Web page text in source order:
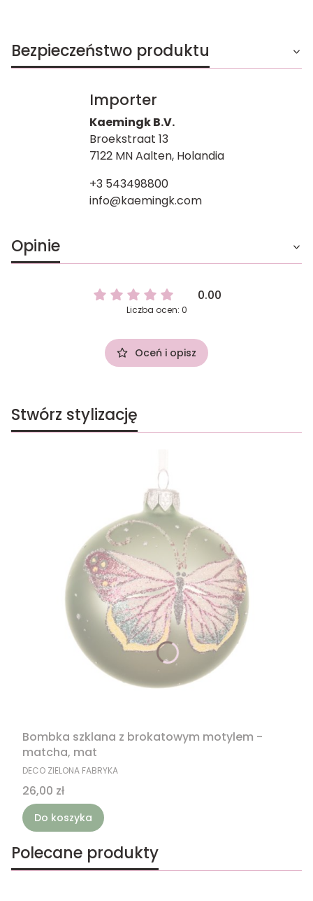
Bezpieczeństwo produktu
Importer
Kaemingk B.V.
Broekstraat 13
7122 MN Aalten, Holandia
+3 543498800
info@kaemingk.com
Opinie
0.00
Liczba ocen: 0
Oceń i opisz
Stwórz stylizację
Bombka szklana z brokatowym motylem -
matcha, mat
PRODUCENT
DECO ZIELONA FABRYKA
Cena
26,00 zł
Do koszyka
Polecane produkty